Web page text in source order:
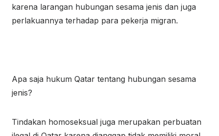
karena larangan hubungan sesama jenis dan juga
perlakuannya terhadap para pekerja migran.
Apa saja hukum Qatar tentang hubungan sesama
jenis?
Tindakan homoseksual juga merupakan perbuatan